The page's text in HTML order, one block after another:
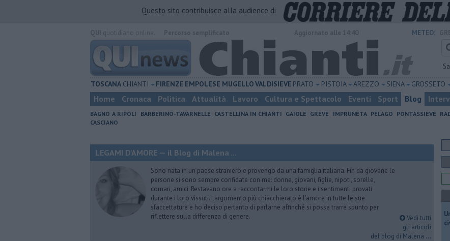
Questo sito contribuisce alla audience di
METEO:
TOSCANA CHIANTI FIRENZE EMPOLESE MUGELLOVALDISIEVE PRATO PISTOIA AREZZO SIENA GROSSETO
Home Cronaca Politica Attualità Lavoro Cultura e Spettacolo Eventi Sport Blog
BAGNO A RIPOLI BARBERINO-TAVARNELLE CASTELLINA IN CHIANTI GAIOLE GREVE IMPRUNETA PELAGO PONTASSIEVE
CASCIANO
LEGAMI D'AMORE — il Blog di Malena ...
Sono nata in un paese straniero e provengo da una famiglia italiana. Fin da giovane le
persone si sono sempre confidate con me: donne, giovani, figlie, nipoti, sorelle,
comari, amici. Restavano ore a raccontarmi le loro storie e i sentimenti provati
durante i loro vissuti. L'argomento più chiacchierato è l'amore in tutte le sue
sfaccettature e ho deciso pertanto di parlarne affinché si possa trarre spunto per
riflettere sulla differenza di genere.
Vedi tutti
gli articoli
del blog di Malena ...